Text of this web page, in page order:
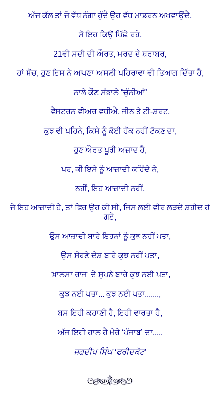
ਅੱਜ ਕੱਲ ਤਾਂ ਜੋ ਵੱਧ ਨੰਗਾ ਹੁੰਦੈ ਉਹ ਵੱਧ ਮਾਡਰਨ ਅਖਵਾਉਂਦੈ,
ਸੋ ਇਹ ਕਿਉਂ ਪਿੱਛੇ ਰਹੇ,
21ਵੀ ਸਦੀ ਦੀ ਔਰਤ, ਮਰਦ ਦੇ ਬਰਾਬਰ,
ਹਾਂ ਸੱਚ, ਹੁਣ ਇਸ ਨੇ ਆਪਣਾ ਅਸਲੀ ਪਹਿਰਾਵਾ ਵੀ ਤਿਆਗ ਦਿੱਤਾ ਹੈ,
ਨਾਲੇ ਕੌਣ ਸੰਭਾਲੇ “ਚੁੰਨੀਆਂ”
ਵੈਸਟਰਨ ਵੀਅਰ ਵਧੀਐ, ਜੀਨ ਤੇ ਟੀ-ਸ਼ਰਟ,
ਕੁਝ ਵੀ ਪਹਿਨੇ, ਕਿਸੇ ਨੂੰ ਕੋਈ ਹੱਕ ਨਹੀਂ ਟੋਕਣ ਦਾ,
ਹੁਣ ਔਰਤ ਪੂਰੀ ਅਜ਼ਾਦ ਹੈ,
ਪਰ, ਕੀ ਇਸੇ ਨੂੰ ਆਜ਼ਾਦੀ ਕਹਿੰਦੇ ਨੇ,
ਨਹੀਂ, ਇਹ ਆਜ਼ਾਦੀ ਨਹੀਂ,
ਜੇ ਇਹ ਆਜ਼ਾਦੀ ਹੈ, ਤਾਂ ਫਿਰ ਉਹ ਕੀ ਸੀ, ਜਿਸ ਲਈ ਵੀਰ ਲੜਦੇ ਸ਼ਹੀਦ ਹੋ
ਗਏ,
ਉਸ ਆਜ਼ਾਦੀ ਬਾਰੇ ਇਹਨਾਂ ਨੂੰ ਕੁਝ ਨਹੀਂ ਪਤਾ,
ਉਸ ਸੋਹਣੇ ਦੇਸ਼ ਬਾਰੇ ਕੁਝ ਨਹੀਂ ਪਤਾ,
‘ਖ਼ਾਲਸਾ ਰਾਜ’ ਦੇ ਸੁਪਨੇ ਬਾਰੇ ਕੁਝ ਨਈ ਪਤਾ,
ਕੁਝ ਨਈ ਪਤਾ... ਕੁਝ ਨਈ ਪਤਾ.......,
ਬਸ ਇਹੀ ਕਹਾਣੀ ਹੈ, ਇਹੀ ਵਾਰਤਾ ਹੈ,
ਅੱਜ ਇਹੀ ਹਾਲ ਹੈ ਮੇਰੇ ‘ਪੰਜਾਬ’ ਦਾ.....
ਜਗਦੀਪ ਸਿੰਘ ‘ਫਰੀਦਕੋਟ’